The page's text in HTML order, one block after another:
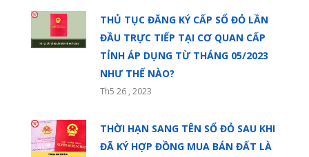
THỦ TỤC ĐĂNG KÝ CẤP SỔ ĐỎ LẦN
ĐẦU TRỰC TIẾP TẠI CƠ QUAN CẤP
TỈNH ÁP DỤNG TỪ THÁNG 05/2023
NHƯ THẾ NÀO?
Th5 26 , 2023
THỜI HẠN SANG TÊN SỔ ĐỎ SAU KHI
ĐÃ KÝ HỢP ĐỒNG MUA BÁN ĐẤT LÀ